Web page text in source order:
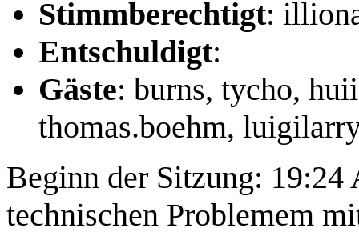
Stimmberechtigt:
Entschuldigt:
Gäste: burns, tycho,
thomas.boehm,
Beginn der Sitzung:
technischen Problemem